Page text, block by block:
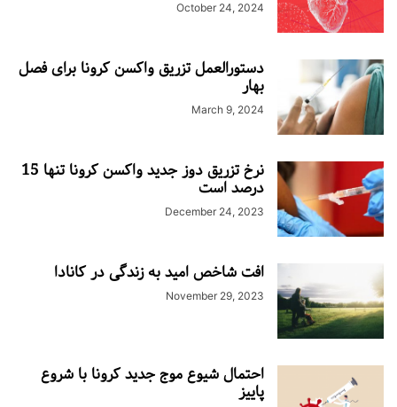
October 24, 2024
دستورالعمل تزریق واکسن کرونا برای فصل
بهار
March 9, 2024
نرخ تزریق دوز جدید واکسن کرونا تنها 15
درصد است
December 24, 2023
افت شاخص امید به زندگی در کانادا
November 29, 2023
احتمال شیوع موج جدید کرونا با شروع
پاییز